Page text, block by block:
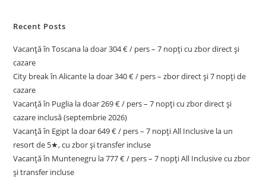
Recent Posts
Vacanță în Toscana la doar 304 € / pers – 7 nopți cu zbor direct și
cazare
City break în Alicante la doar 340 € / pers – zbor direct și 7 nopți de
cazare
Vacanță în Puglia la doar 269 € / pers – 7 nopți cu zbor direct și
cazare inclusă (septembrie 2026)
Vacanță în Egipt la doar 649 € / pers – 7 nopți All Inclusive la un
resort de 5★, cu zbor și transfer incluse
Vacanță în Muntenegru la 777 € / pers – 7 nopți All Inclusive cu zbor
și transfer incluse